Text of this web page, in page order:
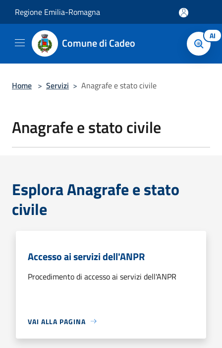
Regione Emilia-Romagna
Comune di Cadeo AI
Home > Servizi > Anagrafe e stato civile
Anagrafe e stato civile
Esplora Anagrafe e stato
civile
Accesso ai servizi dell'ANPR
Procedimento di accesso ai servizi dell'ANPR
VAI ALLA PAGINA